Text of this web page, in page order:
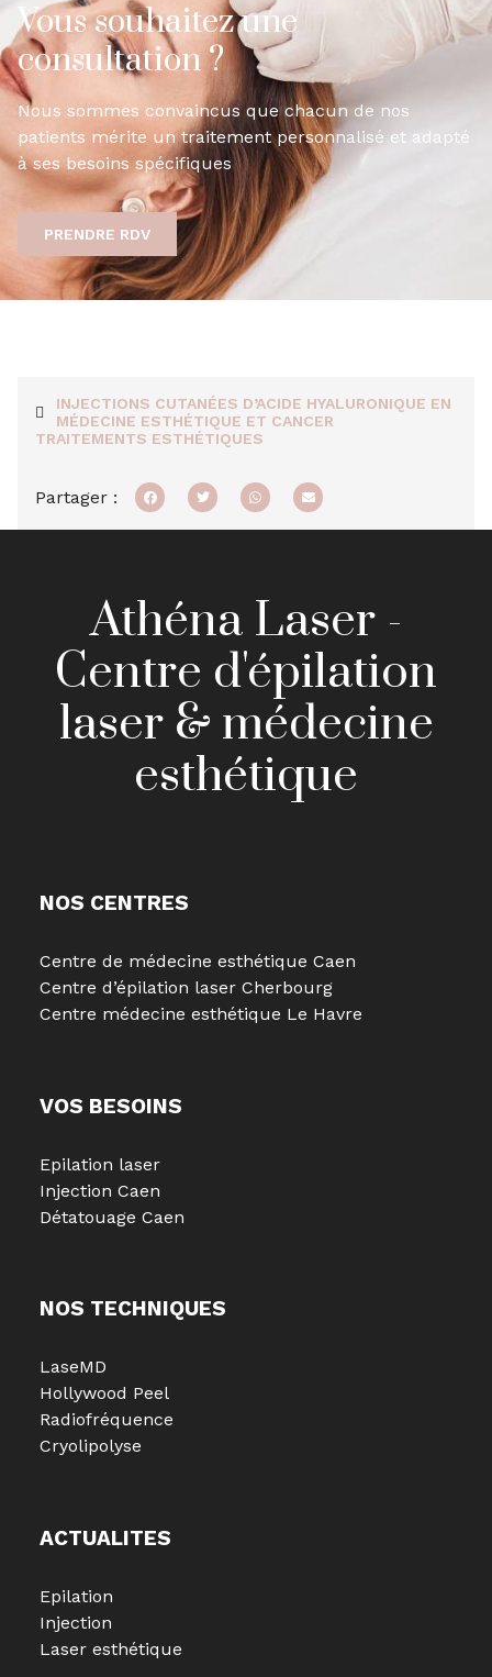
Vous souhaitez une
consultation ?
Nous sommes convaincus que chacun de nos
patients mérite un traitement personnalisé et adapté
à ses besoins spécifiques
PRENDRE RDV
INJECTIONS CUTANÉES D’ACIDE HYALURONIQUE EN
MÉDECINE ESTHÉTIQUE ET CANCER
TRAITEMENTS ESTHÉTIQUES
Partager :
Athéna Laser -
Centre d'épilation
laser & médecine
esthétique
NOS CENTRES
Centre de médecine esthétique Caen
Centre d’épilation laser Cherbourg
Centre médecine esthétique Le Havre
VOS BESOINS
Epilation laser
Injection Caen
Détatouage Caen
NOS TECHNIQUES
LaseMD
Hollywood Peel
Radiofréquence
Cryolipolyse
ACTUALITES
Epilation
Injection
Laser esthétique